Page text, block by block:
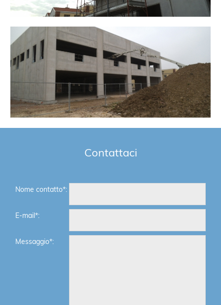
Contattaci
Nome contatto*:
E-mail*:
Messaggio*: